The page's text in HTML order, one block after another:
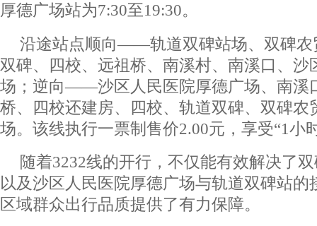
厚德广场站为7:30至19:30。
沿途站点顺向——轨道双碑站场、双碑农
双碑、四校、远祖桥、南溪村、南溪口、沙
场；逆向——沙区人民医院厚德广场、南溪
桥、四校还建房、四校、轨道双碑、双碑农
场。该线执行一票制售价2.00元，享受“1小
随着3232线的开行，不仅能有效解决了
以及沙区人民医院厚德广场与轨道双碑站的
区域群众出行品质提供了有力保障。